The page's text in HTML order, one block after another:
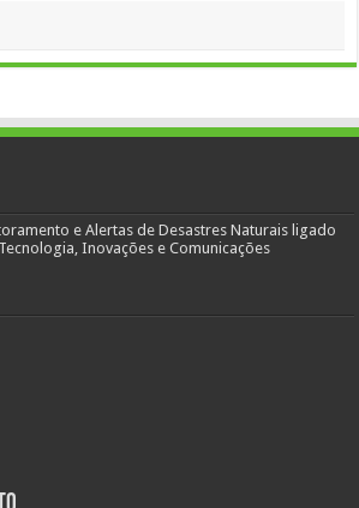
e Alertas de Desastres Naturais ligado
Inovações e Comunicações